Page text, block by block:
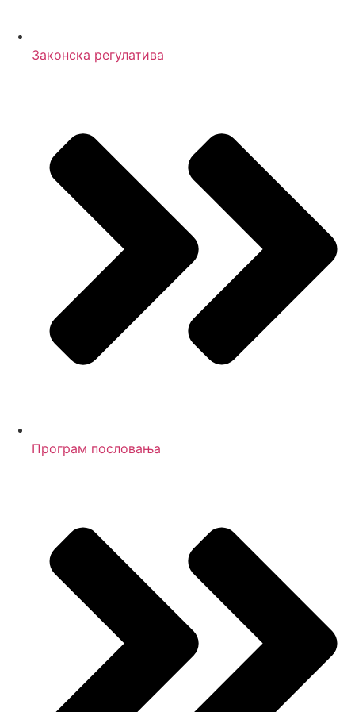
Законска регулатива
Програм пословања